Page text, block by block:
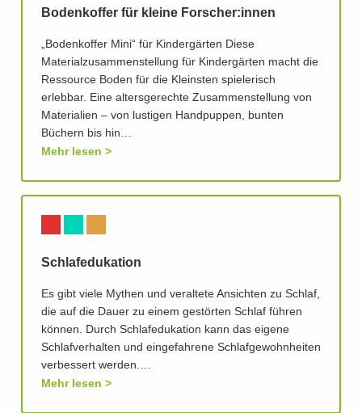
Bodenkoffer für kleine Forscher:innen
„Bodenkoffer Mini“ für Kindergärten Diese
Materialzusammenstellung für Kindergärten macht die
Ressource Boden für die Kleinsten spielerisch
erlebbar. Eine altersgerechte Zusammenstellung von
Materialien – von lustigen Handpuppen, bunten
Büchern bis hin…
Mehr lesen
Schlafedukation
Es gibt viele Mythen und veraltete Ansichten zu Schlaf,
die auf die Dauer zu einem gestörten Schlaf führen
können. Durch Schlafedukation kann das eigene
Schlafverhalten und eingefahrene Schlafgewohnheiten
verbessert werden.…
Mehr lesen